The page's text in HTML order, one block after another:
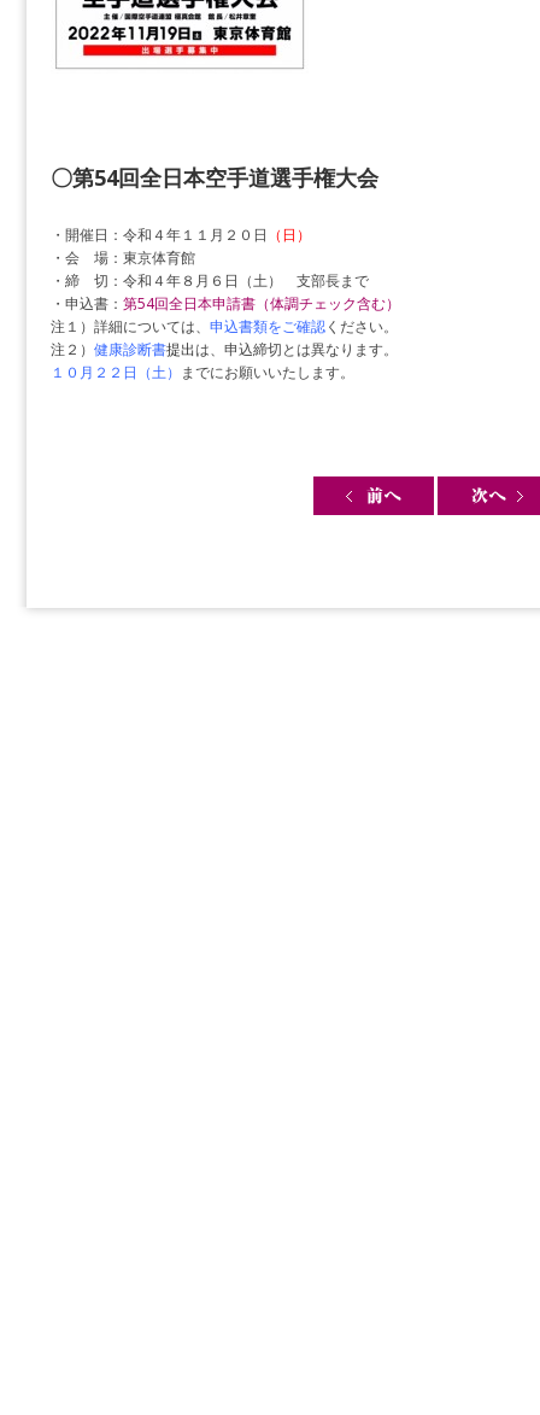
〇第54回全日本空手道選手権大会
・開催日：令和４年１１月２０日 （日）
・会 場：東京体育館
・締 切：令和４年８月６日（土） 支部長まで
・申込書： 第54回全日本申請書（体調チェック含む）
注１）詳細については、 申込書類をご確認ください。
注２） 健康診断書提出は、申込締切とは異なります。
１０月２２日（土） までにお願いいたします。